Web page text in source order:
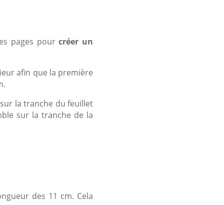
pages pourcréer un
afin que la première
la tranche du feuillet
sur la tranche de la
des 11 cm. Cela